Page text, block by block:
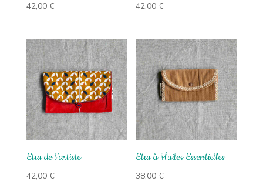
42,00 € 42,00€
Etui de l’artiste
42,00 €
Etui à Huiles Essentielles
38,00€